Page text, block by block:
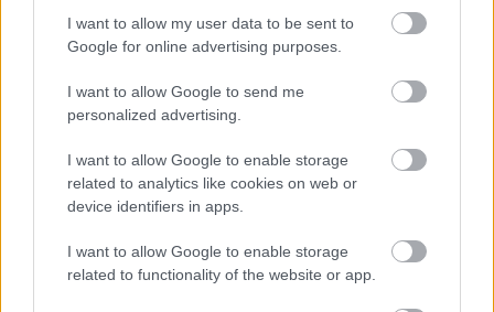
I want to allow my user data to be sent to
Google for online advertising purposes.
I want to allow Google to send me
personalized advertising.
I want to allow Google to enable storage
related to analytics like cookies on web or
device identifiers in apps.
I want to allow Google to enable storage
related to functionality of the website or app.
A kibontakozo alomvaros azonban a harmincas
evekre Kina jobb- es baloldali politikai eroinek
polgarhaboruja, majd a masodik világhaborus
japan megszallas idejen utcai harcok es
meszarlasok szintereve valt. Shanghai volt a szintere
mind a Kinai Kommunista Part megalakulasanak,
mind pedig annak a meszarlasnak, melynek soran a
nacionalista vezer Csang Kaj-sek nehany nap alatt a
szamolt le.